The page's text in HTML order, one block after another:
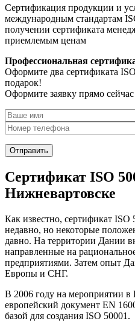
Сертификация продукции и
международным стандартам
получении сертификата
приемлемым ценам
Профессиональная
Оформите два сертификата
подарок!
Оформите заявку прямо сейчас
Сертификат ISO
Нижневартовске
Как известно, сертификат ISO
недавно, но некоторые
давно. На территории Дании
направленные на
предприятиями. Затем опыт
Европы и СНГ.
В 2006 году на мероприятии
европейский документ EN
базой для создания ISO 50001.